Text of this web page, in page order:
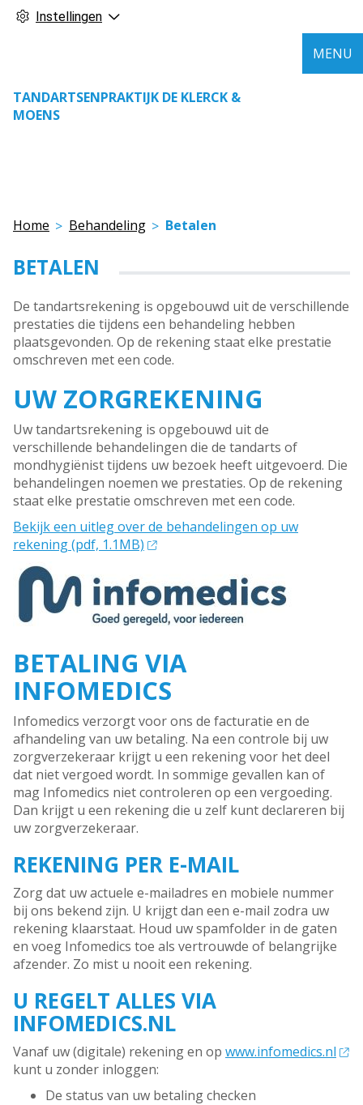
Instellingen
TANDARTSENPRAKTIJK DE KLERCK &
MOENS
MENU
Home Behandeling Betalen
BETALEN
De tandartsrekening is opgebouwd uit de verschillende
prestaties die tijdens een behandeling hebben
plaatsgevonden. Op de rekening staat elke prestatie
omschreven met een code.
UW ZORGREKENING
Uw tandartsrekening is opgebouwd uit de
verschillende behandelingen die de tandarts of
mondhygiënist tijdens uw bezoek heeft uitgevoerd. Die
behandelingen noemen we prestaties. Op de rekening
staat elke prestatie omschreven met een code.
Bekijk een uitleg over de behandelingen op uw
rekening (pdf, 1.1MB)
BETALING VIA
INFOMEDICS
Infomedics verzorgt voor ons de facturatie en de
afhandeling van uw betaling. Na een controle bij uw
zorgverzekeraar krijgt u een rekening voor het deel
dat niet vergoed wordt. In sommige gevallen kan of
mag Infomedics niet controleren op een vergoeding.
Dan krijgt u een rekening die u zelf kunt declareren bij
uw zorgverzekeraar.
REKENING PER E-MAIL
Zorg dat uw actuele e-mailadres en mobiele nummer
bij ons bekend zijn. U krijgt dan een e-mail zodra uw
rekening klaarstaat. Houd uw spamfolder in de gaten
en voeg Infomedics toe als vertrouwde of belangrijke
afzender. Zo mist u nooit een rekening.
U REGELT ALLES VIA
INFOMEDICS.NL
Vanaf uw (digitale) rekening en op www.infomedics.nl
kunt u zonder inloggen:
De status van uw betaling checken